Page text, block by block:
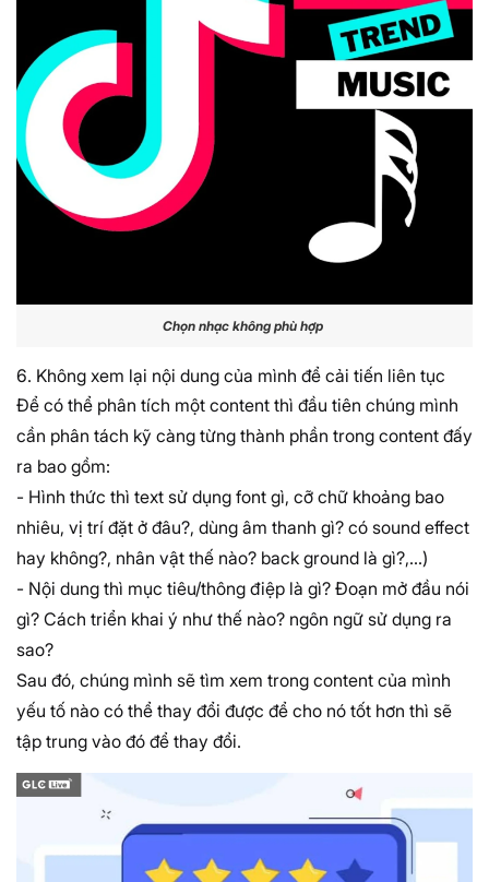
Chọn nhạc không phù hợp
6. Không xem lại nội dung của mình để cải tiến liên tục
Để có thể phân tích một content thì đầu tiên chúng mình
cần phân tách kỹ càng từng thành phần trong content đấy
ra bao gồm:
- Hình thức thì text sử dụng font gì, cỡ chữ khoảng bao
nhiêu, vị trí đặt ở đâu?, dùng âm thanh gì? có sound effect
hay không?, nhân vật thế nào? back ground là gì?,...)
- Nội dung thì mục tiêu/thông điệp là gì? Đoạn mở đầu nói
gì? Cách triển khai ý như thế nào? ngôn ngữ sử dụng ra
sao?
Sau đó, chúng mình sẽ tìm xem trong content của mình
yếu tố nào có thể thay đổi được để cho nó tốt hơn thì sẽ
tập trung vào đó để thay đổi.